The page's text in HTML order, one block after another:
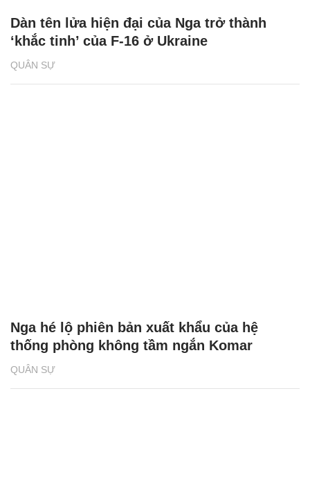
QUÂN SỰ
Dàn tên lửa hiện đại của Nga trở thành
‘khắc tinh’ của F-16 ở Ukraine
QUÂN SỰ
Nga hé lộ phiên bản xuất khẩu của hệ
thống phòng không tầm ngắn Komar